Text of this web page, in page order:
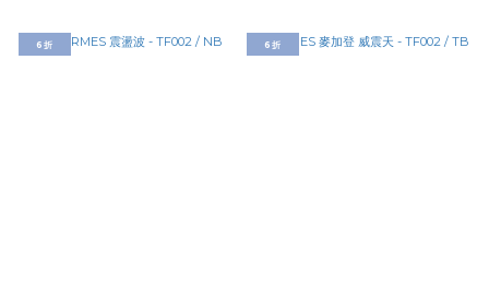
6折 6折